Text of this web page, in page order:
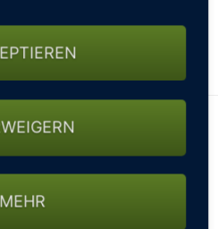
Startzeit schon mal
MEHR